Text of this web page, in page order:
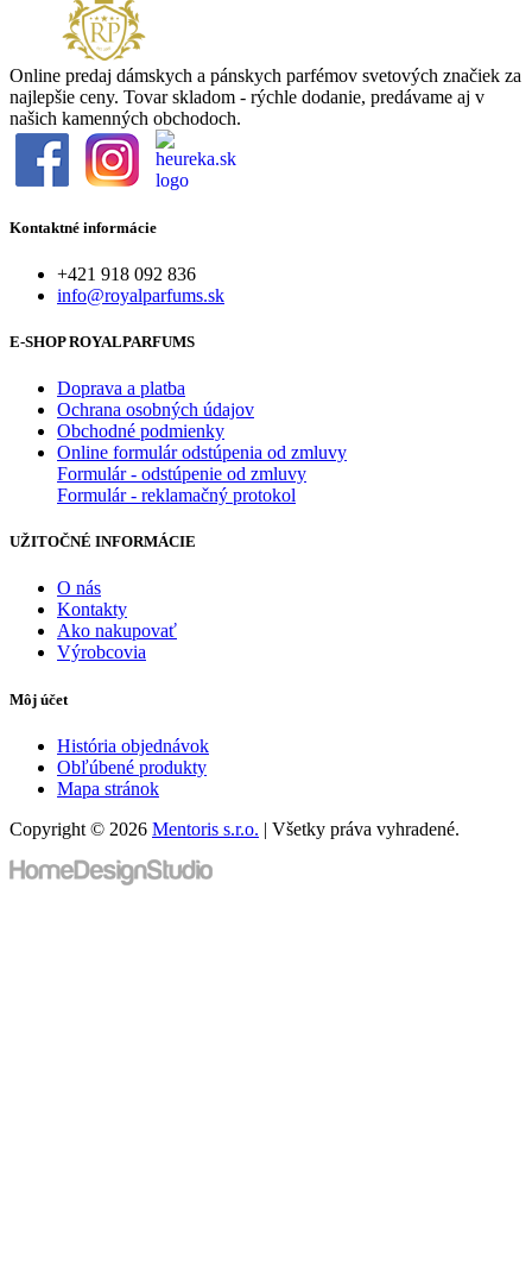
Online predaj dámskych a pánskych parfémov svetových značiek za
najlepšie ceny. Tovar skladom - rýchle dodanie, predávame aj v
našich kamenných obchodoch.
Kontaktné informácie
+421 918 092 836
info@royalparfums.sk
E-SHOP ROYALPARFUMS
Doprava a platba
Ochrana osobných údajov
Obchodné podmienky
Online formulár odstúpenia od zmluvy
Formulár - odstúpenie od zmluvy
Formulár - reklamačný protokol
UŽITOČNÉ INFORMÁCIE
O nás
Kontakty
Ako nakupovať
Výrobcovia
Môj účet
História objednávok
Obľúbené produkty
Mapa stránok
Copyright © 2026 Mentoris s.r.o. | Všetky práva vyhradené.